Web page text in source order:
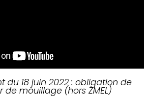
du 18 juin 2022 : obligation de
de mouillage (hors ZMEL)